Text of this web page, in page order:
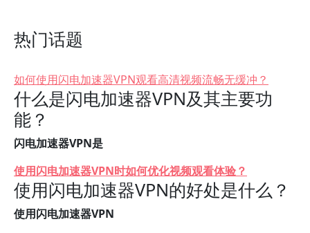
热门话题
如何使用闪电加速器VPN观看高清视频流畅无缓冲？
什么是闪电加速器VPN及其主要功
能？
闪电加速器VPN是
使用闪电加速器VPN时如何优化视频观看体验？
使用闪电加速器VPN的好处是什么？
使用闪电加速器VPN